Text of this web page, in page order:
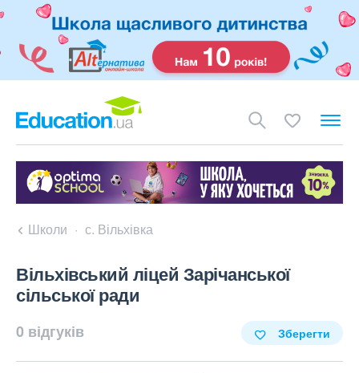
Школи с. Вільхівка
Вільхівський ліцей Зарічанської
сільської ради
0 відгуків Зберегти